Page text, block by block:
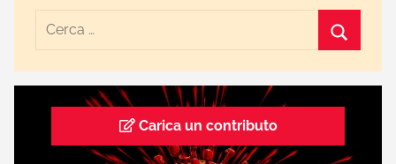
Carica un contributo